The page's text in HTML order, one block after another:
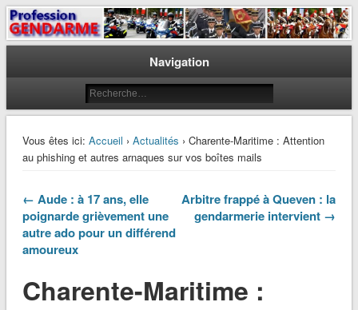
Profession Gendarme
Le journal des gendarmes
Navigation
Vous êtes ici: Accueil › Actualités › Charente-Maritime : Attention
au phishing et autres arnaques sur vos boîtes mails
← Aude : à 17 ans, elle
poignarde grièvement une
autre ado pour un différend
amoureux
Arbitre frappé à Queven : la
gendarmerie intervient →
Charente-Maritime :